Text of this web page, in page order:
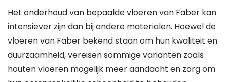
Het onderhoud van bepaalde vloeren van Faber kan
intensiever zijn dan bij andere materialen. Hoewel de
vloeren van Faber bekend staan om hun kwaliteit en
duurzaamheid, vereisen sommige varianten zoals
houten vloeren mogelijk meer aandacht en zorg om